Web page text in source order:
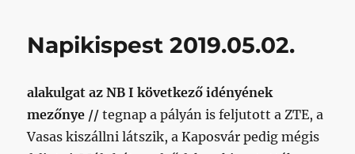
es
szezonjának
című
bejegyzéshez
Napikispest 2019.05.02.
alakulgat az NB I következő idényének
mezőnye //tegnap a pályán is feljutott a ZTE, a
Vasas kiszállni látszik, a Kaposvár pedig mégis